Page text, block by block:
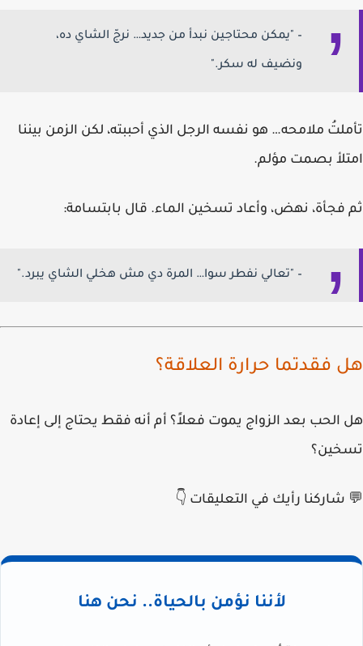
– "يمكن محتاجين نبدأ من جديد… نرجّ الشاي ده،
ونضيف له سكر."
تأملتُ ملامحه… هو نفسه الرجل الذي أحببته، لكن الزمن بيننا
امتلأ بصمت مؤلم.
ثم فجأة، نهض، وأعاد تسخين الماء. قال بابتسامة:
– "تعالي نفطر سوا… المرة دي مش هخلي الشاي يبرد."
هل فقدتما حرارة العلاقة؟
هل الحب بعد الزواج يموت فعلاً؟ أم أنه فقط يحتاج إلى إعادة
تسخين؟
💬 شاركنا رأيك في التعليقات 👇
لأننا نؤمن بالحياة.. نحن هنا